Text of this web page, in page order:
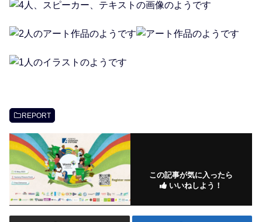
REPORT
この記事が気に入ったら
いいねしよう！